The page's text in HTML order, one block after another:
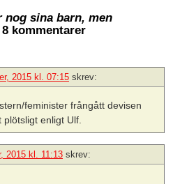
nog sina barn, men
kommentarer
2015 kl. 07:15 skrev:
feminister frångått devisen
enligt Ulf.
2015 kl. 11:13 skrev: